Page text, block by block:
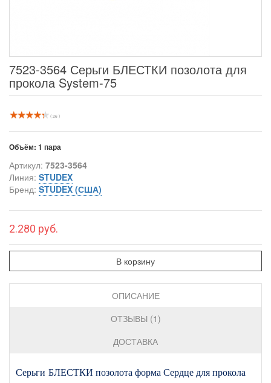
7523-3564 Серьги БЛЕСТКИ позолота для
прокола System-75
( 26 )
Объём: 1 пара
Артикул: 7523-3564
Линия: STUDEX
Бренд: STUDEX (США)
2.280 руб.
В корзину
ОПИСАНИЕ
ОТЗЫВЫ (1)
ДОСТАВКА
Серьги БЛЕСТКИ позолота форма Сердце для прокола